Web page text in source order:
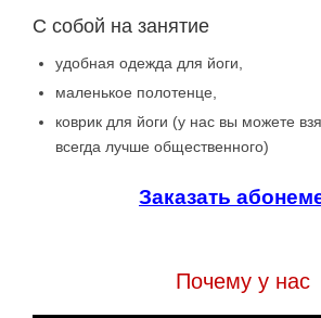
С собой на занятие
удобная одежда для йоги,
маленькое полотенце,
коврик для йоги (у нас вы можете
всегда лучше общественного)
Заказать
Почему у нас